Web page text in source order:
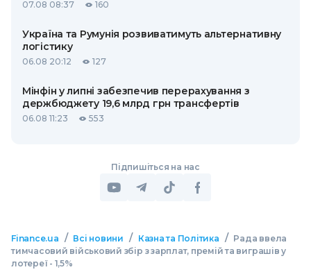
07.08 08:37 160
Україна та Румунія розвиватимуть альтернативну
логістику
06.08 20:12 127
Мінфін у липні забезпечив перерахування з
держбюджету 19,6 млрд грн трансфертів
06.08 11:23 553
Підпишіться на нас
Finance.ua / Всі новини / Казна та Політика / Рада ввела
тимчасовий військовий збір з зарплат, премій та виграшів у
лотереї - 1,5%